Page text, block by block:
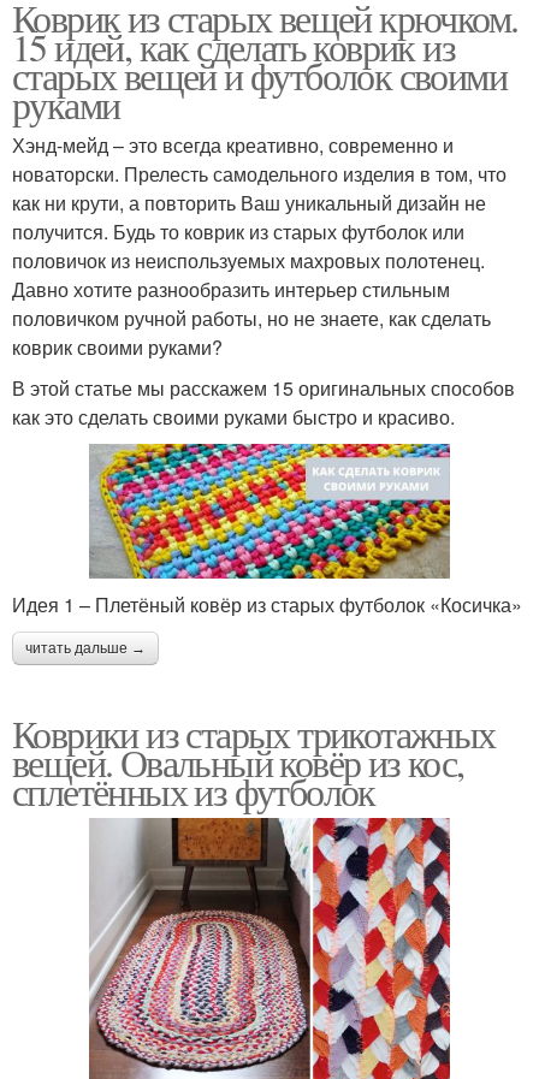
Коврик из старых вещей крючком.
15 идей, как сделать коврик из
старых вещей и футболок своими
руками
Хэнд-мейд – это всегда креативно, современно и
новаторски. Прелесть самодельного изделия в том, что
как ни крути, а повторить Ваш уникальный дизайн не
получится. Будь то коврик из старых футболок или
половичок из неиспользуемых махровых полотенец.
Давно хотите разнообразить интерьер стильным
половичком ручной работы, но не знаете, как сделать
коврик своими руками?
В этой статье мы расскажем 15 оригинальных способов
как это сделать своими руками быстро и красиво.
Идея 1 – Плетёный ковёр из старых футболок «Косичка»
читать дальше →
Коврики из старых трикотажных
вещей. Овальный ковёр из кос,
сплетённых из футболок